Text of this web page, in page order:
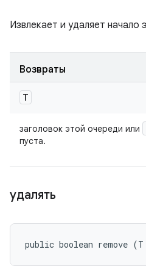
Извлекает и удаляет начало
Возвраты
T
заголовок этой очереди или
пуста.
удалять
public boolean remove